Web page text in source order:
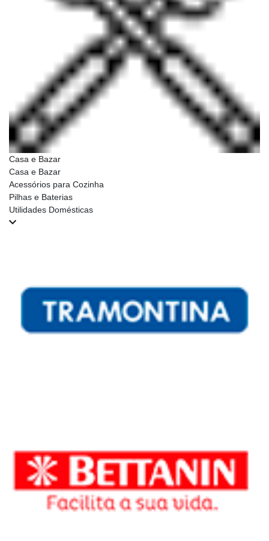
Casa e Bazar
Casa e Bazar
Acessórios para Cozinha
Pilhas e Baterias
Utilidades Domésticas